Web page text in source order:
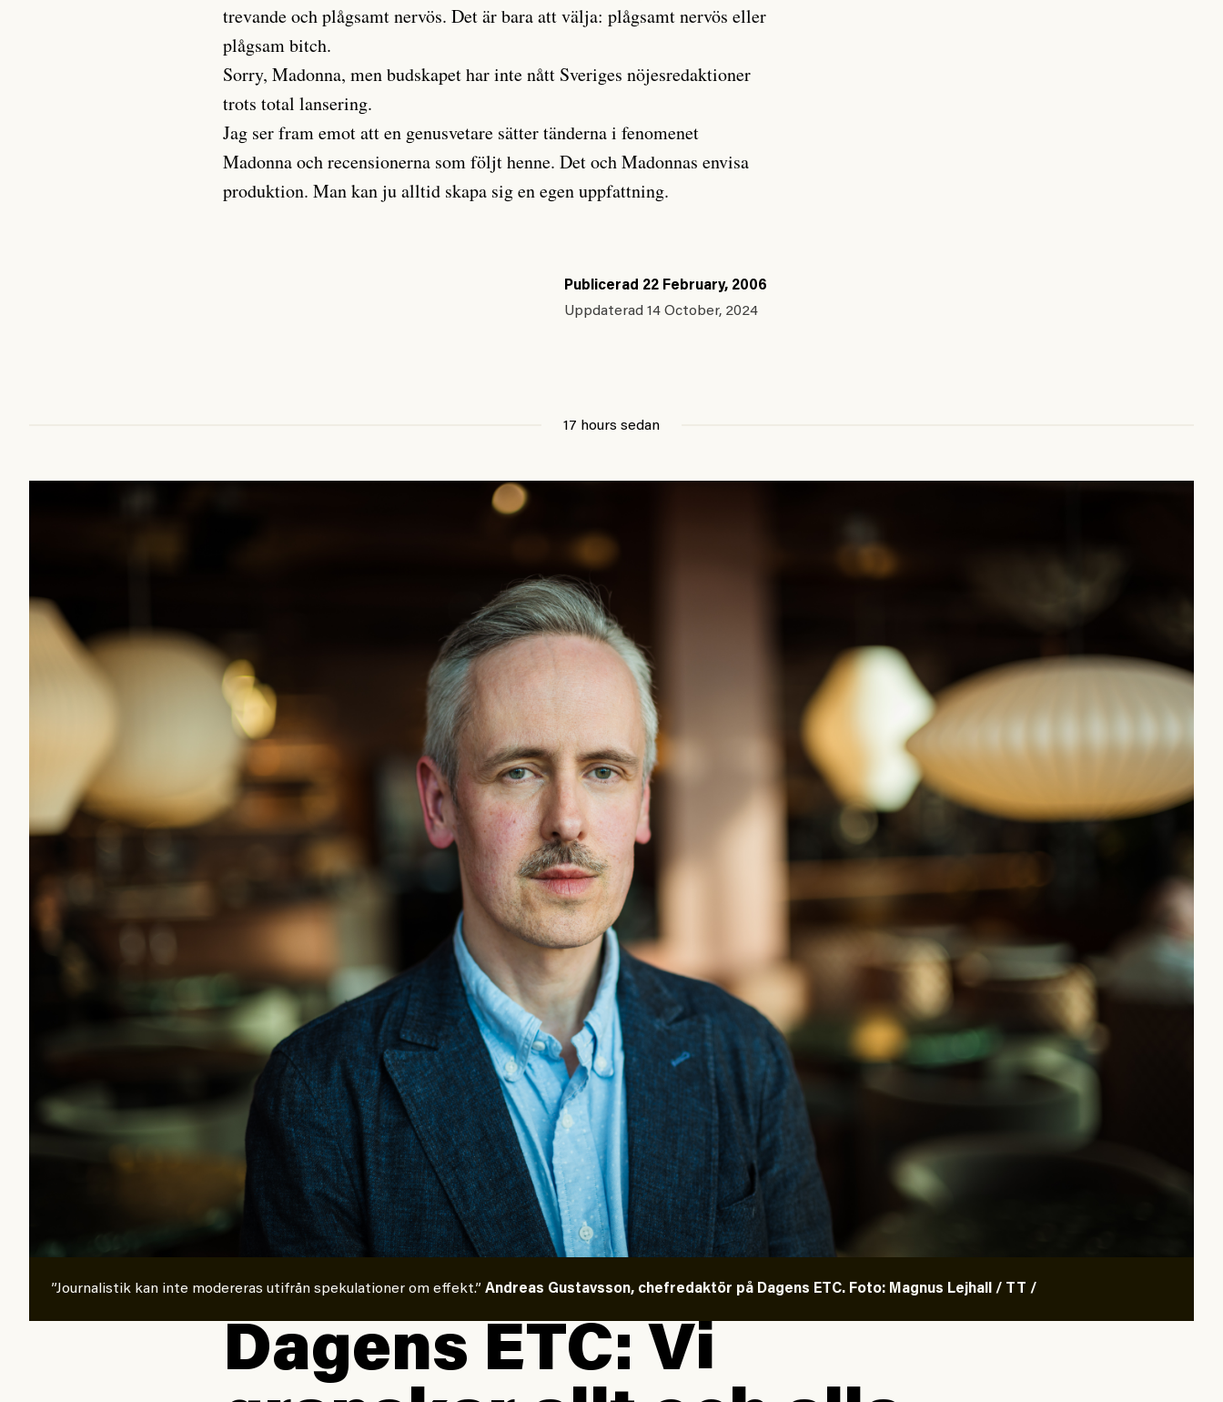
trevande och plågsamt nervös. Det är bara att välja: plågsamt nervös eller
plågsam bitch.
Sorry, Madonna, men budskapet har inte nått Sveriges nöjesredaktioner
trots total lansering.
Jag ser fram emot att en genusvetare sätter tänderna i fenomenet
Madonna och recensionerna som följt henne. Det och Madonnas envisa
produktion. Man kan ju alltid skapa sig en egen uppfattning.
Publicerad 22 February, 2006
Uppdaterad 14 October, 2024
17 hours sedan
”Journalistik kan inte modereras utifrån spekulationer om effekt.” Andreas Gustavsson, chefredaktör på Dagens ETC. Foto: Magnus Lejhall / TT /
Dagens ETC: Vi